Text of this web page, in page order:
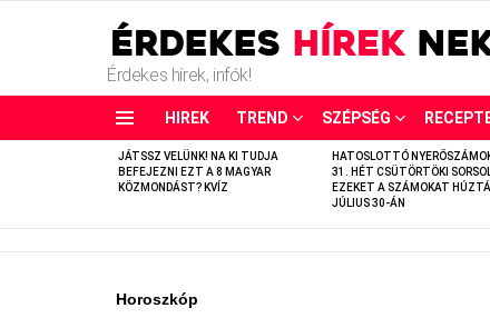
Érdekes hírek, infók!
HIREK TREND SZÉPSÉG
LATEST
STORIES
JÁTSSZ VELÜNK! NA KI TUDJA
BEFEJEZNI EZT A 8 MAGYAR
KÖZMONDÁST? KVÍZ
HATOSLOTTÓ
31. HÉT CSÜTÖRTÖKI
EZEKET A SZÁMOKAT
JÚLIUS 30-ÁN
Horoszkóp